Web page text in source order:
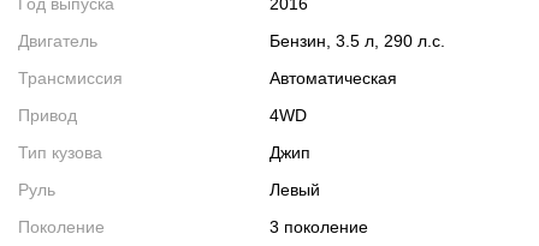
Двигатель
Бензин, 3.5 л, 290 л.с.
Трансмиссия
Автоматическая
Привод
4WD
Тип кузова
Джип
Руль
Левый
Поколение
3 поколение